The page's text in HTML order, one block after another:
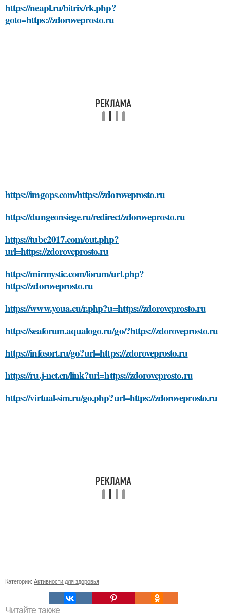
https://neapl.ru/bitrix/rk.php?
goto=https://zdoroveprosto.ru
https://imgops.com/https://zdoroveprosto.ru
https://dungeonsiege.ru/redirect/zdoroveprosto.ru
https://tube2017.com/out.php?
url=https://zdoroveprosto.ru
https://mirmystic.com/forum/url.php?
https://zdoroveprosto.ru
https://www.youa.eu/r.php?u=https://zdoroveprosto.ru
https://seaforum.aqualogo.ru/go/?https://zdoroveprosto.ru
https://infosort.ru/go?url=https://zdoroveprosto.ru
https://ru.j-net.cn/link?url=https://zdoroveprosto.ru
https://virtual-sim.ru/go.php?url=https://zdoroveprosto.ru
Категории: Активности для здоровья
Читайте также